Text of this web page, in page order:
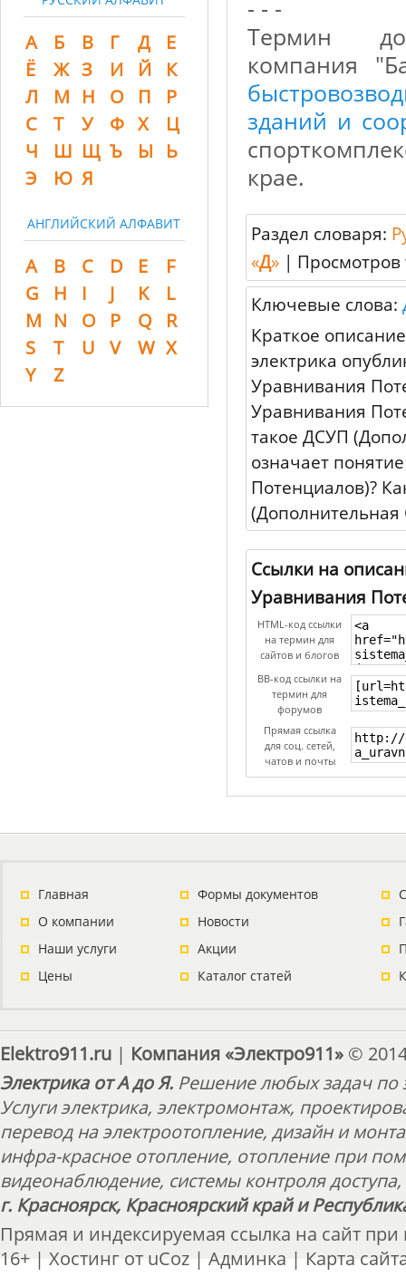
А Б В Г Д
Е
Ё
Ж З И Й
К
Л
М Н О П
Р
С
Т У Ф Х
Ц
Ч
Ш Щ Ъ Ы
Ь
Э
Ю Я
АНГЛИЙСКИЙ АЛФАВИТ
A B C D E
F
G
H I J K
L
M N O P Q
R
S
T U V W X
Y
Z
- - -
Термин
компания
зданий и
крае.
Раздел словаря:
«Д» |
Ключевые слова:
Краткое
электрика
Уравнивания
Уравнивания
такое ДСУП
означает
Потенциалов)?
Ссылки на
Уравнивания
HTML-код ссылки
на термин для
сайтов и блогов
BB-код ссылки на
термин для
форумов
Прямая ссылка
для соц. сетей,
чатов и почты
Главная
О компании
Наши услуги
Цены
Формы документов
Новости
Акции
Каталог статей
Elektro911.ru | Компания «Электро911» ©
Электрика от А до Я. Решение любых задач по
Услуги электрика, электромонтаж,
перевод на электроотопление, дизайн и
инфра-красное отопление, отопление при
видеонаблюдение, системы контроля
г. Красноярск, Красноярский край и
Прямая и индексируемая ссылка на сайт
16+ | Хостинг от uCoz | Админка | Карта